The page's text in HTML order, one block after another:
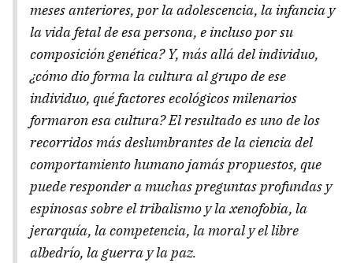
meses anteriores, por la adolescencia, la infancia y
la vida fetal de esa persona, e incluso por su
composición genética? Y, más allá del individuo,
¿cómo dio forma la cultura al grupo de ese
individuo, qué factores ecológicos milenarios
formaron esa cultura? El resultado es uno de los
recorridos más deslumbrantes de la ciencia del
comportamiento humano jamás propuestos, que
puede responder a muchas preguntas profundas y
espinosas sobre el tribalismo y la xenofobia, la
jerarquía, la competencia, la moral y el libre
albedrío, la guerra y la paz.